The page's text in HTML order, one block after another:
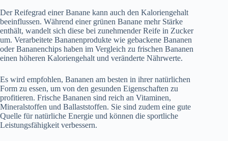
Der Reifegrad einer Banane kann auch den Kaloriengehalt
beeinflussen. Während einer grünen Banane mehr Stärke
enthält, wandelt sich diese bei zunehmender Reife in Zucker
um. Verarbeitete Bananenprodukte wie gebackene Bananen
oder Bananenchips haben im Vergleich zu frischen Bananen
einen höheren Kaloriengehalt und veränderte Nährwerte.
Es wird empfohlen, Bananen am besten in ihrer natürlichen
Form zu essen, um von den gesunden Eigenschaften zu
profitieren. Frische Bananen sind reich an Vitaminen,
Mineralstoffen und Ballaststoffen. Sie sind zudem eine gute
Quelle für natürliche Energie und können die sportliche
Leistungsfähigkeit verbessern.